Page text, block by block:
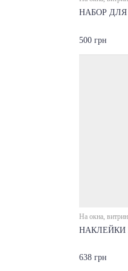
НАБОР
500 грн
На окна,
НАКЛЕЙКИ
638 грн